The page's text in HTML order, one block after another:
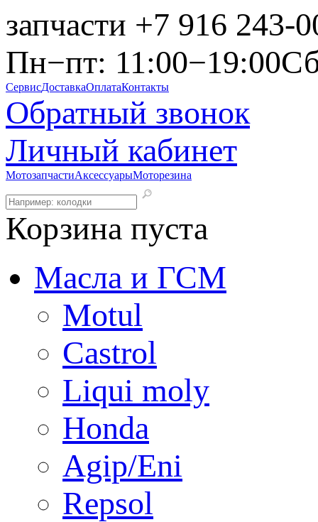
запчасти +7 916 243-
Пн−пт: 11:00−19:00
СервисДоставкаОплатаКонтакты
Обратный звонок
Личный кабинет
МотозапчастиАксессуарыМоторезина
Корзина пуста
Масла и ГСМ
Motul
Castrol
Liqui moly
Honda
Agip/Eni
Repsol